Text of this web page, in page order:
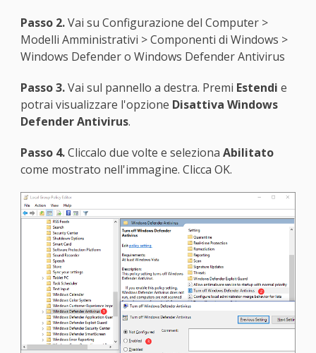
Passo 2.Vai su Configurazione del Computer >
Modelli Amministrativi > Componenti di Windows >
Windows Defender o Windows Defender Antivirus
Passo 3.Vai sul pannello a destra. Premi Estendi e
potrai visualizzare l'opzione Disattiva Windows
Defender Antivirus.
Passo 4.Cliccalo due volte e seleziona Abilitato
come mostrato nell'immagine. Clicca OK.